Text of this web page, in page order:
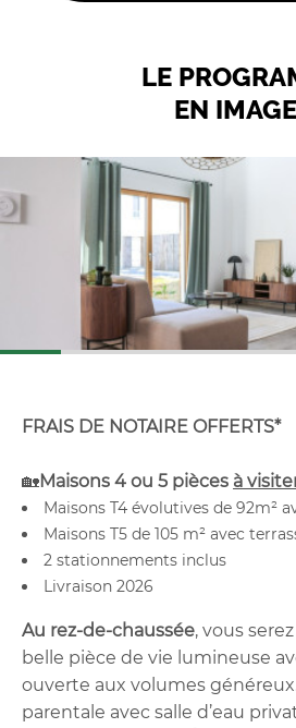
LE
EN
FRAIS DE NOTAIRE OFFERTS*
🏡Maisons 4 ou 5 pièces à
Maisons T4 évolutives de 92m²
Maisons T5 de 105 m² avec
2 stationnements inclus
Livraison 2026
Au rez-de-chaussée, vous
belle pièce de vie lumineuse
ouverte aux volumes
parentale avec salle d’eau